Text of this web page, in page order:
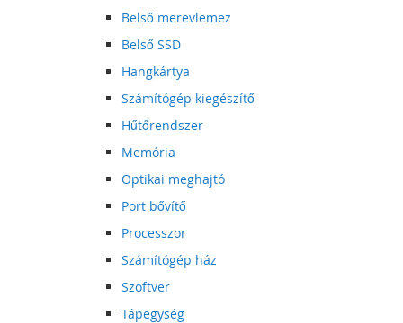
Belső merevlemez
Belső SSD
Hangkártya
Számítógép kiegészítő
Hűtőrendszer
Memória
Optikai meghajtó
Port bővítő
Processzor
Számítógép ház
Szoftver
Tápegység